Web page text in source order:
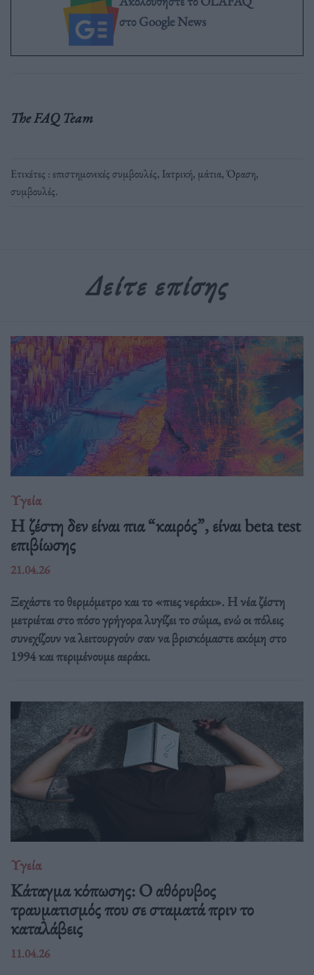
στο Google News
The FAQ Team
Ετικέτες : επιστημονικές συμβουλές, Ιατρική, μάτια,Όραση,
συμβουλές.
Δείτε επίσης
Υγεία
Η ζέστη δεν είναι πια “καιρός”, είναι beta test
επιβίωσης
21.04.26
Ξεχάστε το θερμόμετρο και το «πιες νεράκι». Η νέα ζέστη
μετριέται στο πόσο γρήγορα λυγίζει το σώμα, ενώ οι πόλεις
συνεχίζουν να λειτουργούν σαν να βρισκόμαστε ακόμη στο
1994 και περιμένουμε αεράκι.
Υγεία
Κάταγμα κόπωσης: O αθόρυβος
τραυματισμός που σε σταματά πριν το
καταλάβεις
11.04.26